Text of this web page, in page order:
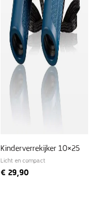
Kinderverrekijker 10×25
Licht en compact
€29,90